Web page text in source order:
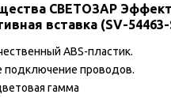
СВЕТОЗАР
вставка (SV-54463-
ABS-пластик.
подключение проводов.
гамма